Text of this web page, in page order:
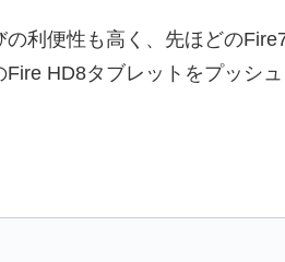
利便性も高く、先ほどの
HD8タブレットをプッシュ